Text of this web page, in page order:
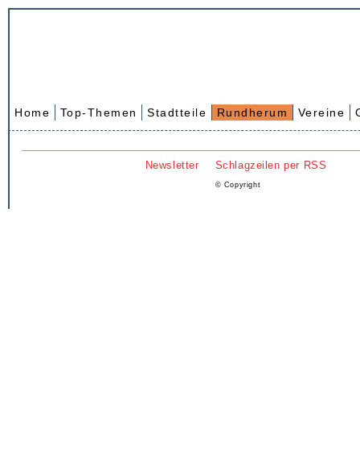
Home Top-Themen Stadtteile Rundherum Vereine
Newsletter Schlagzeilen per RSS
© Copyright